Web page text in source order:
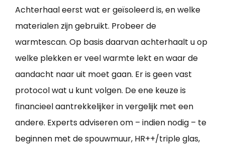
Achterhaal eerst wat er geïsoleerd is, en welke
materialen zijn gebruikt. Probeer de
warmtescan. Op basis daarvan achterhaalt u op
welke plekken er veel warmte lekt en waar de
aandacht naar uit moet gaan. Er is geen vast
protocol wat u kunt volgen. De ene keuze is
financieel aantrekkelijker in vergelijk met een
andere. Experts adviseren om – indien nodig – te
beginnen met de spouwmuur, HR++/triple glas,